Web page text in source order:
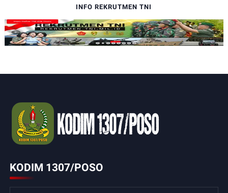
INFO REKRUTMEN TNI
KODIM 1307/POSO